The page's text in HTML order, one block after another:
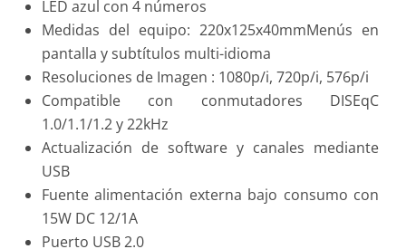
LED azul con 4 números
Medidas del equipo: 220x125x40mmMenús en
pantalla y subtítulos multi-idioma
Resoluciones de Imagen : 1080p/i, 720p/i, 576p/i
Compatible con conmutadores DISEqC
1.0/1.1/1.2 y 22kHz
Actualización de software y canales mediante
USB
Fuente alimentación externa bajo consumo con
15W DC 12/1A
Puerto USB 2.0